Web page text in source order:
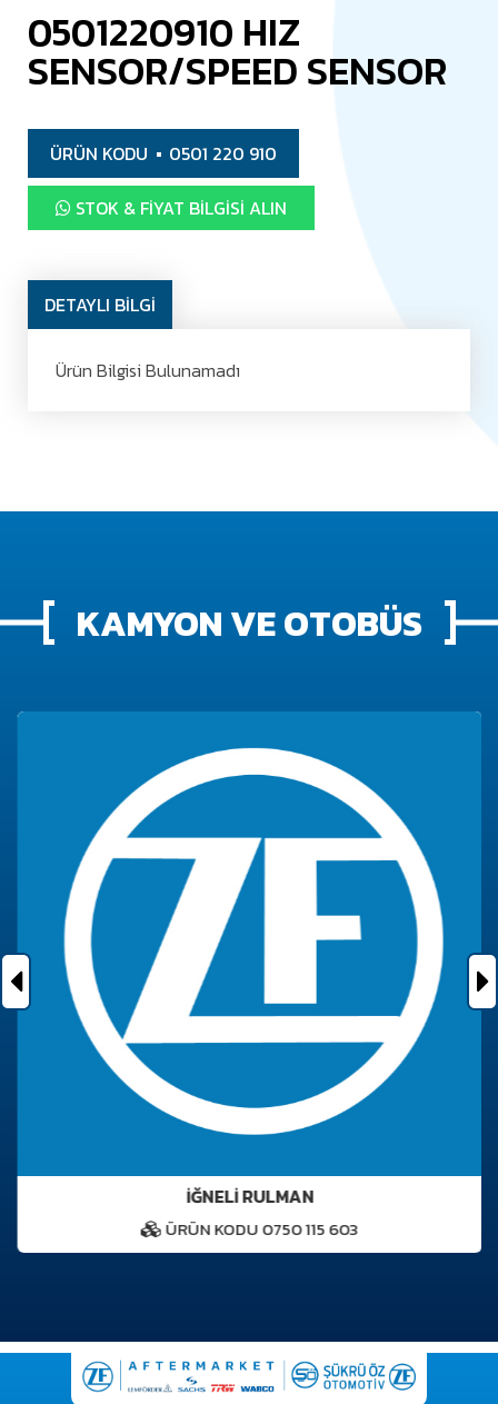
0501220910 HIZ
SENSOR/SPEED SENSOR
ÜRÜN KODU 0501 220 910
STOK & FIYAT BILGISI ALIN
DETAYLI BİLGİ
Ürün Bilgisi Bulunamadı
KAMYON VE OTOBÜS
İĞNELİ RULMAN
ÜRÜN KODU 0750 115 603